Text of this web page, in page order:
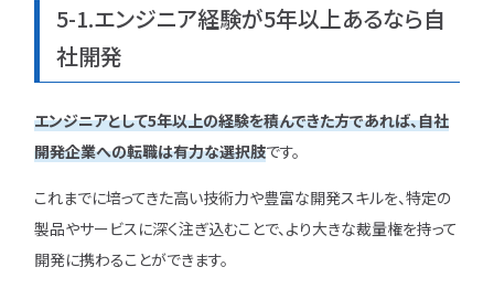
5-1.エンジニア経験が5年以上あるなら自
社開発
エンジニアとして5年以上の経験を積んできた方であれば、自社
開発企業への転職は有力な選択肢です。
これまでに培ってきた高い技術力や豊富な開発スキルを、特定の
製品やサービスに深く注ぎ込むことで、より大きな裁量権を持って
開発に携わることができます。